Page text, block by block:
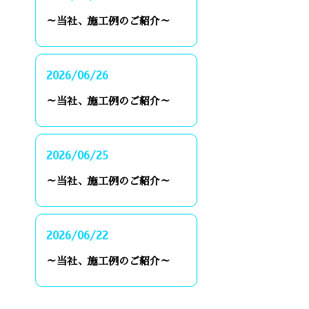
～当社、施工例のご紹介～
2026/06/26
～当社、施工例のご紹介～
2026/06/25
～当社、施工例のご紹介～
2026/06/22
～当社、施工例のご紹介～